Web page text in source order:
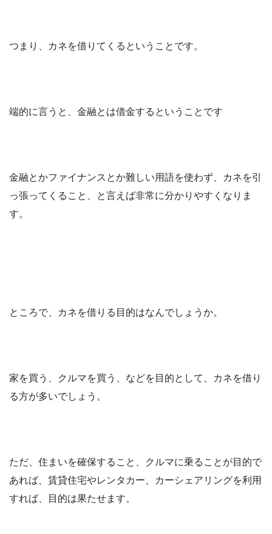
つまり、カネを借りてくるということです。
端的に言うと、金融とは借金するということです
金融とかファイナンスとか難しい用語を使わず、カネを引
っ張ってくること、と言えば非常に分かりやすくなりま
す。
ところで、カネを借りる目的はなんでしょうか。
家を買う、クルマを買う、などを目的として、カネを借り
る方が多いでしょう。
ただ、住まいを確保すること、クルマに乗ることが目的で
あれば、賃貸住宅やレンタカー、カーシェアリングを利用
すれば、目的は果たせます。